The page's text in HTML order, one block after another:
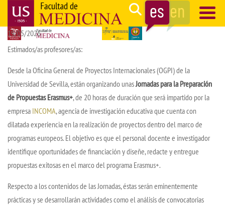
Pasar
contenido
principal
Search
Navegación
principal
19/05/2026
Estimados/as profesores/as:
Desde la Oficina General de Proyectos Internacionales (OGPI) de la
Universidad de Sevilla, están organizando unasJornadas para la Preparación
de Propuestas Erasmus+, de 20 horas de duración que será impartido por la
empresa INCOMA, agencia de investigación educativa que cuenta con
dilatada experiencia en la realización de proyectos dentro del marco de
programas europeos. El objetivo es que el personal docente e investigador
identifique oportunidades de financiación y diseñe, redacte y entregue
propuestas exitosas en el marco del programa Erasmus+.
Respecto a los contenidos de las Jornadas, éstas serán eminentemente
prácticas y se desarrollarán actividades como el análisis de convocatorias